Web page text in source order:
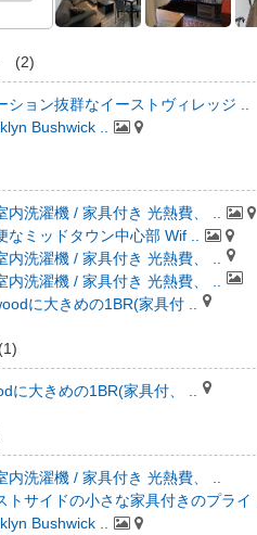
(2)
ション抜群なイーストヴィレッジ ..
Bushwick ..
内洗濯機 / 家具付き 光熱費、 ..
ミッドタウン中心部 Wif ..
内洗濯機 / 家具付き 光熱費、 ..
内洗濯機 / 家具付き 光熱費、 ..
に大きめの1BR(家具付 ..
(1)
に大きめの1BR(家具付、 ..
内洗濯機 / 家具付き 光熱費、 ..
トサイドの小さな家具付きのプライ ..
Bushwick ..